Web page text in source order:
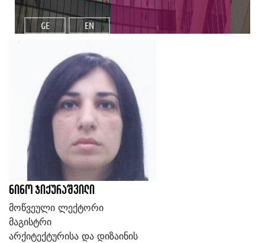
GE EN
ნინო ჯიქურაშვილი
მოწვეული ლექტორი
მაგისტრი
არქიტექტურისა და დიზაინის